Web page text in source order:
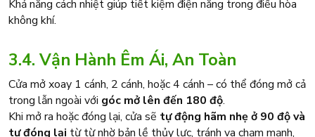
Khả năng cách nhiệt giúp tiết kiệm điện năng trong điều hòa
không khí.
3.4. Vận Hành Êm Ái, An Toàn
Cửa mở xoay 1 cánh, 2 cánh, hoặc 4 cánh – có thể đóng mở cả
trong lẫn ngoài với góc mở lên đến 180 độ.
Khi mở ra hoặc đóng lại, cửa sẽ tự động hãm nhẹ ở 90 độ và
tự đóng lại từ từ nhờ bản lề thủy lực, tránh va chạm mạnh,